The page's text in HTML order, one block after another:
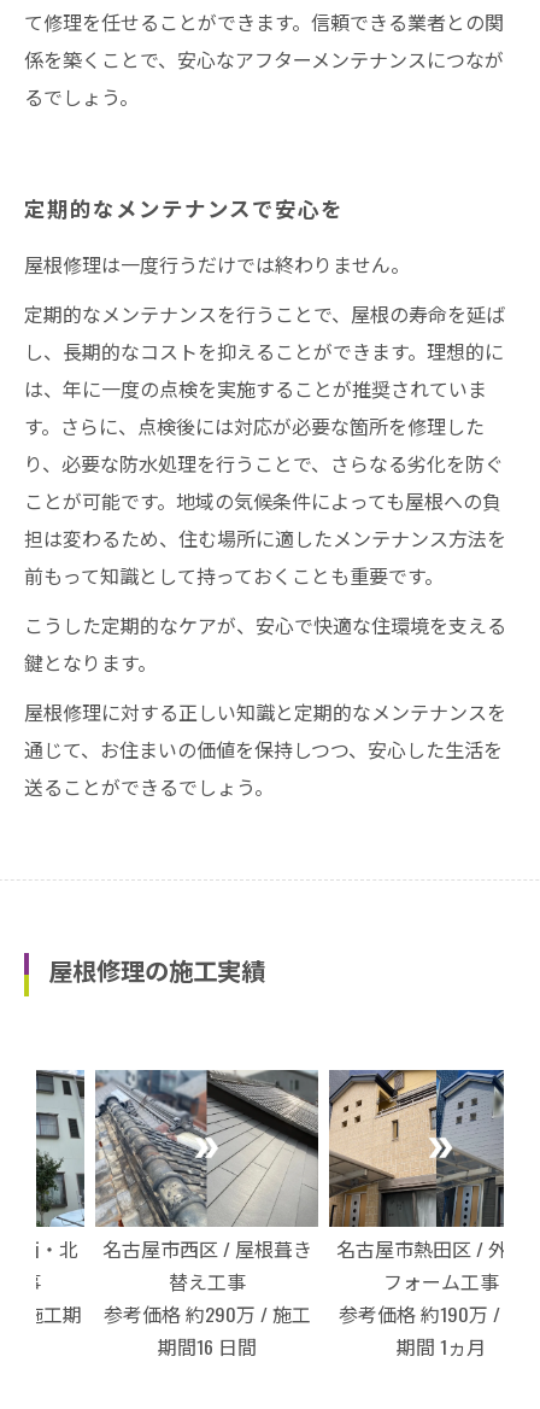
て修理を任せることができます。信頼できる業者との関
係を築くことで、安心なアフターメンテナンスにつなが
るでしょう。
定期的なメンテナンスで安心を
屋根修理は一度行うだけでは終わりません。
定期的なメンテナンスを行うことで、屋根の寿命を延ば
し、長期的なコストを抑えることができます。理想的に
は、年に一度の点検を実施することが推奨されていま
す。さらに、点検後には対応が必要な箇所を修理した
り、必要な防水処理を行うことで、さらなる劣化を防ぐ
ことが可能です。地域の気候条件によっても屋根への負
担は変わるため、住む場所に適したメンテナンス方法を
前もって知識として持っておくことも重要です。
こうした定期的なケアが、安心で快適な住環境を支える
鍵となります。
屋根修理に対する正しい知識と定期的なメンテナンスを
通じて、お住まいの価値を保持しつつ、安心した生活を
送ることができるでしょう。
屋根修理の施工実績
名古屋市西区 / 屋根葺き
替え工事
参考価格 約290万 / 施工
期間16 日間
名古屋市熱田区 / 外壁リ
フォーム工事
参考価格 約190万 / 施工
期間 1ヵ月